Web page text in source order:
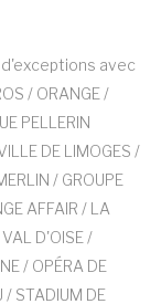
avec
/ ORANGE /
PELLERIN
DE LIMOGES /
/ GROUPE
AFFAIR / LA
VAL D'OISE /
/ OPÉRA DE
/ STADIUM DE